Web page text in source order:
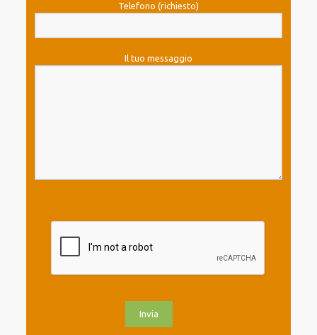
Telefono (richiesto)
Il tuo messaggio